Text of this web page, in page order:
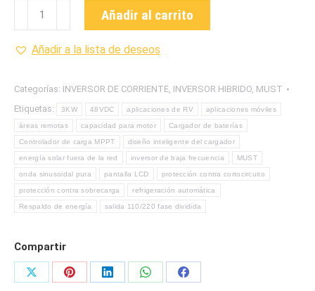
PV33-
Inversor
frecuencia
3
KW
48
seno
MUST
cantidad
Añadir al carrito
Añadir a la lista de deseos
Categorías: INVERSOR DE CORRIENTE, INVERSOR HIBRIDO, MUST
Etiquetas:
3KW 48VDC aplicaciones de RV aplicaciones móviles
áreas remotas capacidad para motor Cargador de baterías
Controlador de carga MPPT diseño inteligente del cargador
energía solar fuera de la red inversor de baja frecuencia MUST
onda sinusoidal pura pantalla LCD protección contra cortocircuito
protección contra sobrecarga refrigeración automática
Respaldo de energía salida 110/220 fase dividida
Compartir
Share
Share
Share
Share
Share